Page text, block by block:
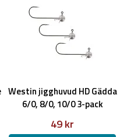
Westin jigghuvud HD Gädda
6/0, 8/0, 10/0 3-pack
49 kr